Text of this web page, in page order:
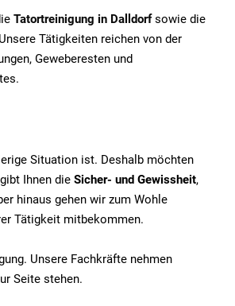
Tatortreinigung in Dalldorf sowie die
Tätigkeiten reichen von der
Geweberesten und
Situation ist. Deshalb möchten
Ihnen die Sicher- und Gewissheit,
hinaus gehen wir zum Wohle
Tätigkeit mitbekommen.
Unsere Fachkräfte nehmen
Seite stehen.